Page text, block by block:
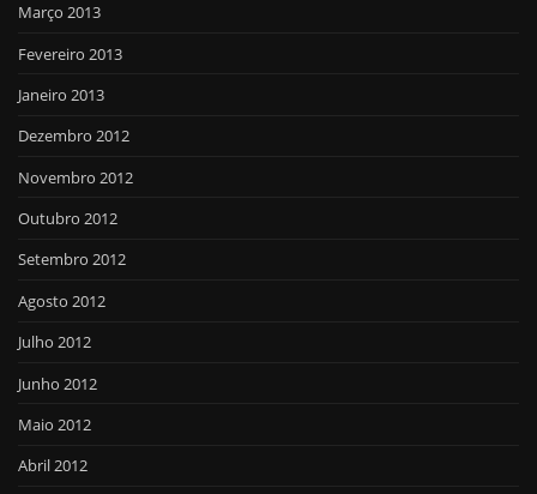
Março 2013
Fevereiro 2013
Janeiro 2013
Dezembro 2012
Novembro 2012
Outubro 2012
Setembro 2012
Agosto 2012
Julho 2012
Junho 2012
Maio 2012
Abril 2012